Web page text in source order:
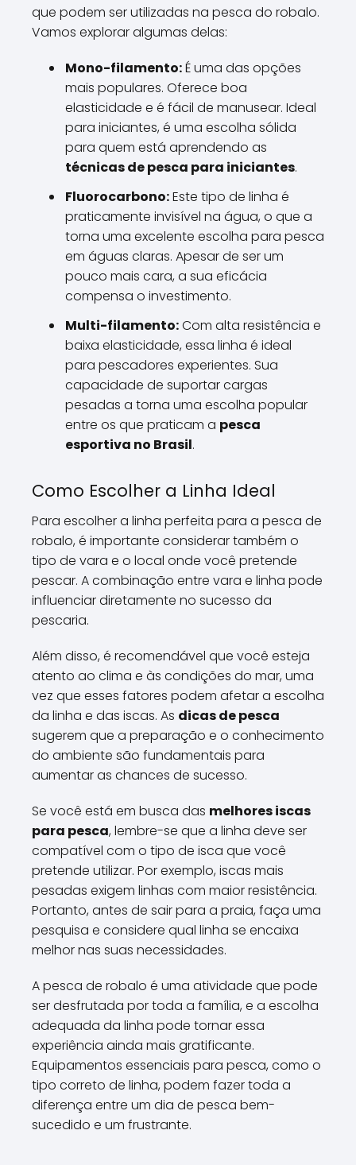
que podem ser utilizadas na pesca do robalo.
Vamos explorar algumas delas:
Mono-filamento:É uma das opções
mais populares. Oferece boa
elasticidade e é fácil de manusear. Ideal
para iniciantes, é uma escolha sólida
para quem está aprendendo as
técnicas de pesca para iniciantes.
Fluorocarbono:Este tipo de linha é
praticamente invisível na água, o que a
torna uma excelente escolha para pesca
em águas claras. Apesar de ser um
pouco mais cara, a sua eficácia
compensa o investimento.
Multi-filamento:Com alta resistência e
baixa elasticidade, essa linha é ideal
para pescadores experientes. Sua
capacidade de suportar cargas
pesadas a torna uma escolha popular
entre os que praticam a pesca
esportiva no Brasil.
Como Escolher a Linha Ideal
Para escolher a linha perfeita para a pesca de
robalo, é importante considerar também o
tipo de vara e o local onde você pretende
pescar. A combinação entre vara e linha pode
influenciar diretamente no sucesso da
pescaria.
Além disso, é recomendável que você esteja
atento ao clima e às condições do mar, uma
vez que esses fatores podem afetar a escolha
da linha e das iscas. As dicas de pesca
sugerem que a preparação e o conhecimento
do ambiente são fundamentais para
aumentar as chances de sucesso.
Se você está em busca das melhores iscas
para pesca, lembre-se que a linha deve ser
compatível com o tipo de isca que você
pretende utilizar. Por exemplo, iscas mais
pesadas exigem linhas com maior resistência.
Portanto, antes de sair para a praia, faça uma
pesquisa e considere qual linha se encaixa
melhor nas suas necessidades.
A pesca de robalo é uma atividade que pode
ser desfrutada por toda a família, e a escolha
adequada da linha pode tornar essa
experiência ainda mais gratificante.
Equipamentos essenciais para pesca, como o
tipo correto de linha, podem fazer toda a
diferença entre um dia de pesca bem-
sucedido e um frustrante.